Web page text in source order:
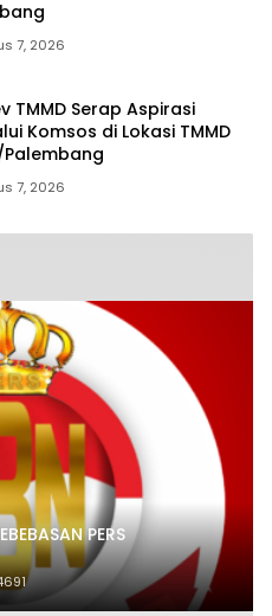
7, 2026
TMMD Serap Aspirasi
Komsos di Lokasi TMMD
Palembang
7, 2026
PERS